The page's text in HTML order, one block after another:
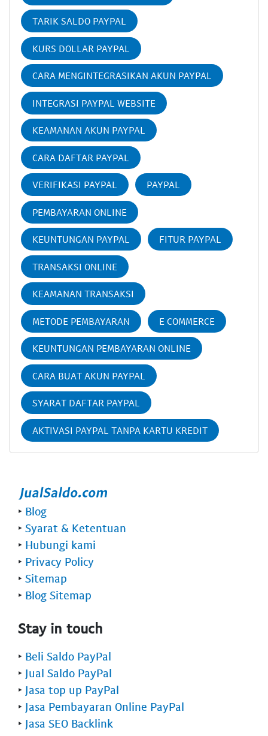
TARIK SALDO PAYPAL
KURS DOLLAR PAYPAL
CARA MENGINTEGRASIKAN AKUN PAYPAL
INTEGRASI PAYPAL WEBSITE
KEAMANAN AKUN PAYPAL
CARA DAFTAR PAYPAL
VERIFIKASI PAYPAL PAYPAL
PEMBAYARAN ONLINE
KEUNTUNGAN PAYPAL FITUR PAYPAL
TRANSAKSI ONLINE
KEAMANAN TRANSAKSI
METODE PEMBAYARAN E COMMERCE
KEUNTUNGAN PEMBAYARAN ONLINE
CARA BUAT AKUN PAYPAL
SYARAT DAFTAR PAYPAL
AKTIVASI PAYPAL TANPA KARTU KREDIT
‣ Blog
‣ Syarat & Ketentuan
‣ Hubungi kami
‣ Privacy Policy
‣ Sitemap
‣ Blog Sitemap
Stay in touch
‣ Beli Saldo PayPal
‣ Jual Saldo PayPal
‣ Jasa top up PayPal
‣ Jasa Pembayaran Online PayPal
‣ Jasa SEO Backlink